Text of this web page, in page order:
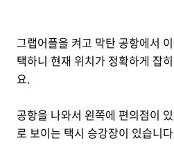
그랩어플을 켜고 막탄 공항에서
택하니 현재 위치가 정확하게 잡
요.
공항을 나와서 왼쪽에 편의점이
로 보이는 택시 승강장이 있습니